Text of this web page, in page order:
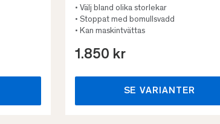
• Välj bland olika storlekar
• Stoppat med bomullsvadd
• Kan maskintvättas
1.850 kr
SE VARIANTER